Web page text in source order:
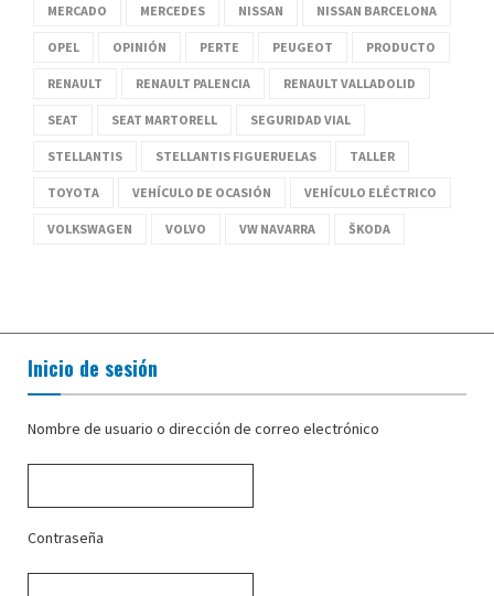
MERCADO MERCEDES NISSAN NISSAN BARCELONA
OPEL OPINIÓN PERTE PEUGEOT PRODUCTO
RENAULT RENAULT PALENCIA RENAULT VALLADOLID
SEAT SEAT MARTORELL SEGURIDAD VIAL
STELLANTIS STELLANTIS FIGUERUELAS TALLER
TOYOTA VEHÍCULO DE OCASIÓN VEHÍCULO ELÉCTRICO
VOLKSWAGEN VOLVO VW NAVARRA ŠKODA
Inicio de sesión
Nombre de usuario o dirección de correo electrónico
Contraseña